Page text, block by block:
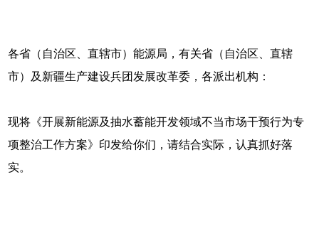
各省（自治区、直辖市）能源局，有关省（自治区、直辖
市）及新疆生产建设兵团发展改革委，各派出机构：
现将《开展新能源及抽水蓄能开发领域不当市场干预行为专
项整治工作方案》印发给你们，请结合实际，认真抓好落
实。